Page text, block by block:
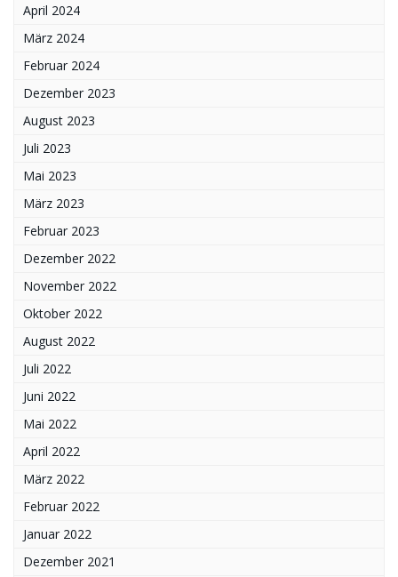
April 2024
März 2024
Februar 2024
Dezember 2023
August 2023
Juli 2023
Mai 2023
März 2023
Februar 2023
Dezember 2022
November 2022
Oktober 2022
August 2022
Juli 2022
Juni 2022
Mai 2022
April 2022
März 2022
Februar 2022
Januar 2022
Dezember 2021